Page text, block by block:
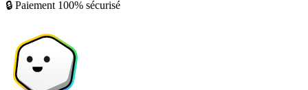
🔒 Paiement 100% sécurisé